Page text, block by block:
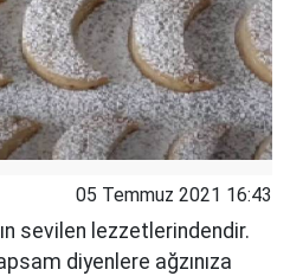
05 Temmuz 2021 16:43
sevilen lezzetlerindendir.
diyenlere ağzınıza